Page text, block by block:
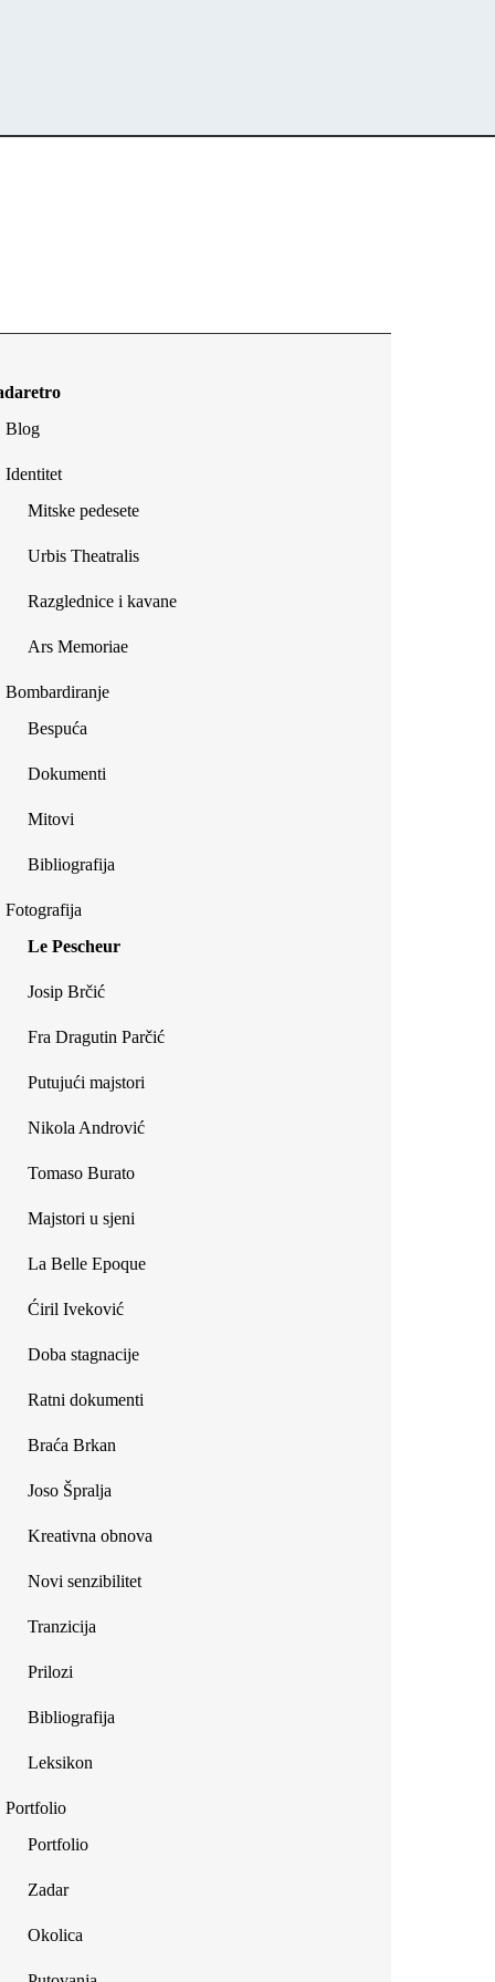
Blog
Identitet
Mitske pedesete
Urbis Theatralis
Razglednice i kavane
Ars Memoriae
Bombardiranje
Bespuća
Dokumenti
Mitovi
Bibliografija
Fotografija
Le Pescheur
Josip Brčić
Fra Dragutin Parčić
Putujući majstori
Nikola Andrović
Tomaso Burato
Majstori u sjeni
La Belle Epoque
Ćiril Iveković
Doba stagnacije
Ratni dokumenti
Braća Brkan
Joso Špralja
Kreativna obnova
Novi senzibilitet
Tranzicija
Prilozi
Bibliografija
Leksikon
Portfolio
Portfolio
Zadar
Okolica